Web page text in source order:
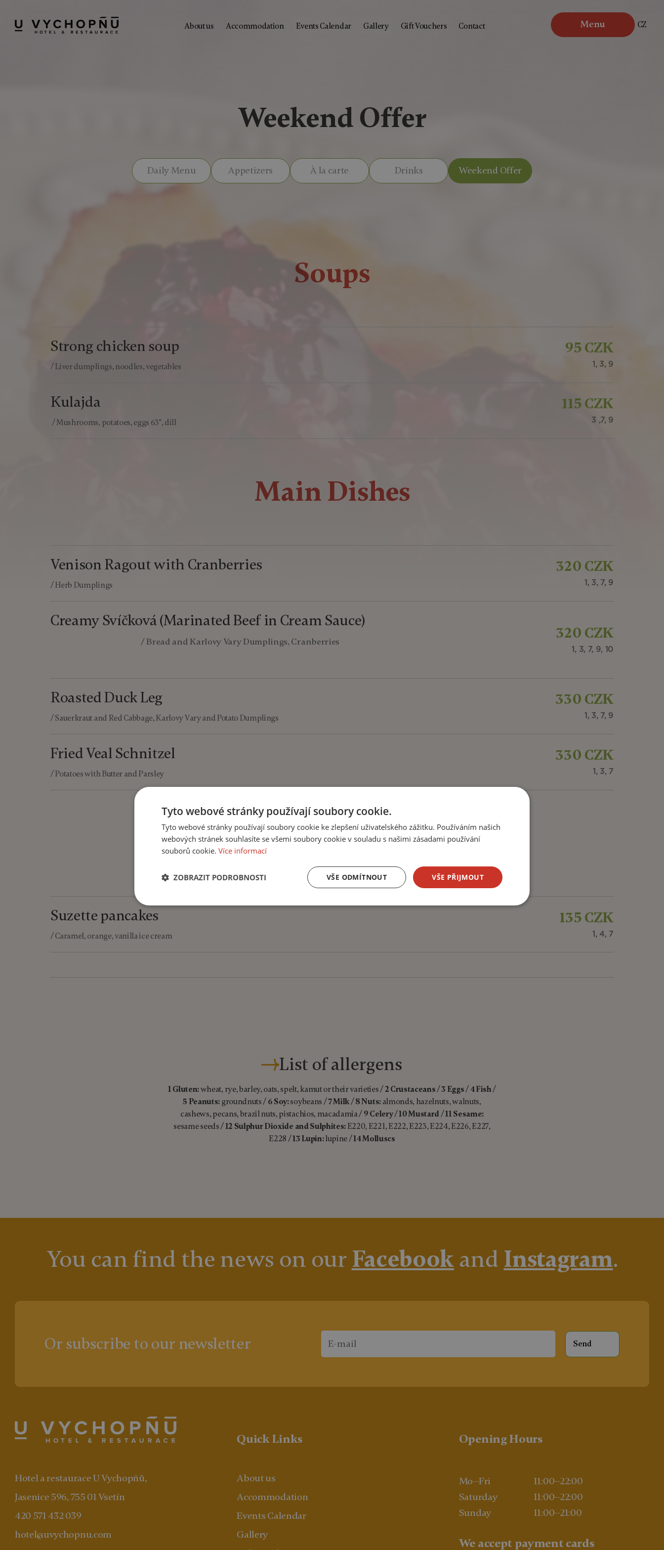
About us Accommodation Events Calendar Gallery Gift Vouchers Contact Menu CZ
Weekend Offer
Daily Menu Appetizers À la carte Drinks Weekend Offer
Soups
Strong chicken soup
/ Liver dumplings, noodles, vegetables
95 CZK
1, 3, 9
Kulajda
/ Mushrooms, potatoes, eggs 63°, dill
115 CZK
3 ,7, 9
Main Dishes
Venison Ragout with Cranberries
/ Herb Dumplings
320 CZK
1, 3, 7, 9
Creamy Svíčková (Marinated Beef in Cream Sauce)
/ Bread and Karlovy Vary Dumplings, Cranberries 320 CZK
1, 3, 7, 9, 10
Roasted Duck Leg
/ Sauerkraut and Red Cabbage, Karlovy Vary and Potato Dumplings
330 CZK
1, 3, 7, 9
Fried Veal Schnitzel
/ Potatoes with Butter and Parsley
330 CZK
1, 3, 7
Deserts
Suzette pancakes
/ Caramel, orange, vanilla ice cream
135 CZK
1, 4, 7
List of allergens
1 Gluten:wheat, rye, barley, oats, spelt, kamut or their varieties /2 Crustaceans/3 Eggs/4 Fish/
5 Peanuts: groundnuts / 6 Soy:soybeans /7 Milk/8 Nuts:almonds, hazelnuts, walnuts,
cashews, pecans, brazil nuts, pistachios, macadamia / 9 Celery/10 Mustard/11 Sesame:
sesame seeds /12 Sulphur Dioxide and Sulphites: E220, E221, E222, E223, E224, E226, E227,
E228 /13 Lupin:lupine /14 Molluscs
You can find the news on our Facebookand Instagram.
Or subscribe to our newsletter
Hotel a restaurace U Vychopňů,
Jasenice 596, 755 01 Vsetín
420 571 432 039
hotel@uvychopnu.com
Quick Links
About us
Accommodation
Events Calendar
Gallery
Opening Hours
Mo—Fri
11:00—22:00
Saturday
11:00—22:00
Sunday
11:00—21:00
We accept payment cards
Tyto webové stránky používají soubory cookie.
Tyto webové stránky používají soubory cookie ke zlepšení uživatelského zážitku. Používáním našich
webových stránek souhlasíte se všemi soubory cookie v souladu s našimi zásadami používání
souborů cookie. Více informací
VŠE PŘIJMOUT
VŠE ODMÍTNOUT
ZOBRAZIT PODROBNOSTI